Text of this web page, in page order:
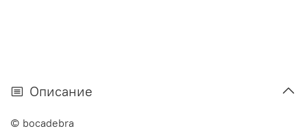
Описание
© bocadebra